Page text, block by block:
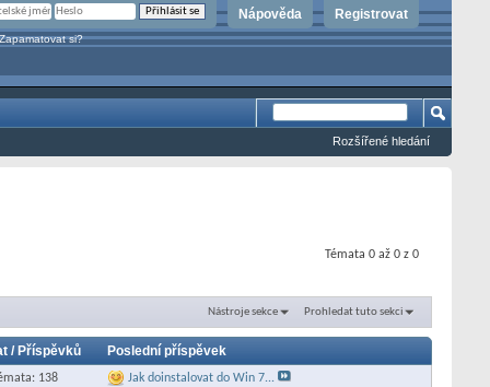
Registrovat
Nápověda
si?
Rozšířené hledání
Témata 0 až 0 z 0
Nástroje sekce Prohledat tuto sekci
/ Příspěvků Poslední příspěvek
138
Jak doinstalovat do Win 7...